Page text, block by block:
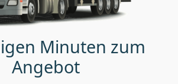
Minuten zum
Angebot